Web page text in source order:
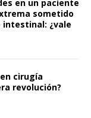
en un paciente
sometido
¿vale
cirugía
revolución?